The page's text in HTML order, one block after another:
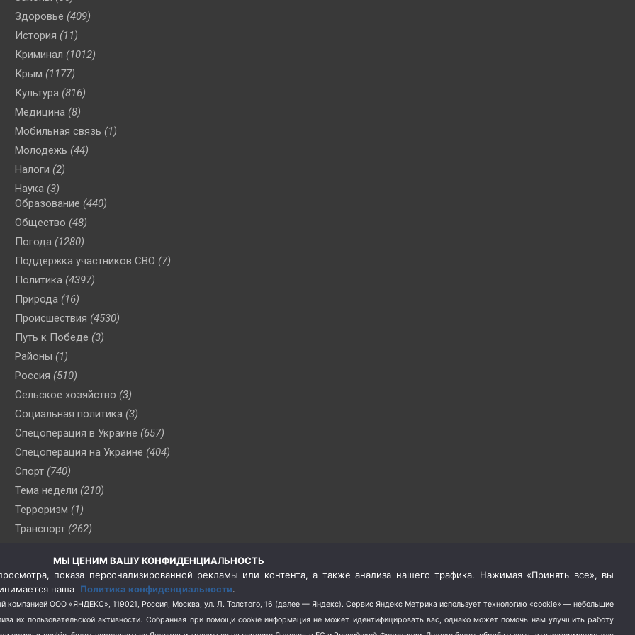
Здоровье (409)
История (11)
Криминал (1012)
Крым (1177)
Культура (816)
Медицина (8)
Мобильная связь (1)
Молодежь (44)
Налоги (2)
Наука (3)
Образование (440)
Общество (48)
Погода (1280)
Поддержка участников СВО (7)
Политика (4397)
Природа (16)
Происшествия (4530)
Путь к Победе (3)
Районы (1)
Россия (510)
Сельское хозяйство (3)
Социальная политика (3)
Спецоперация в Украине (657)
Спецоперация на Украине (404)
Спорт (740)
Тема недели (210)
Терроризм (1)
Транспорт (262)
(76)
Цены (2)
Школа и спорт (2)
Экология (8)
МЫ ЦЕНИМ ВАШУ КОНФИДЕНЦИАЛЬНОСТЬ
показа персонализированной рекламы или контента, а также анализа нашего трафика. Нажимая «Принять все», вы
наша Политика конфиденциальности.
компанией ООО «ЯНДЕКС», 119021, Россия, Москва, ул. Л. Толстого, 16 (далее — Яндекс). Сервис Яндекс Метрика использует технологию «cookie» — небольшие
их пользовательской активности. Собранная при помощи cookie информация не может идентифицировать вас, однако может помочь нам улучшить работу